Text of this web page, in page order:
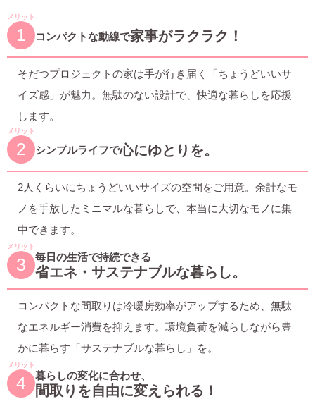
メリット
1 コンパクトな動線で家事がラクラク！
そだつプロジェクトの家は手が行き届く「ちょうどいいサ
イズ感」が魅力。無駄のない設計で、快適な暮らしを応援
します。
メリット
2 シンプルライフで心にゆとりを。
2人くらいにちょうどいいサイズの空間をご用意。余計なモ
ノを手放したミニマルな暮らしで、本当に大切なモノに集
中できます。
メリット
3 毎日の生活で持続できる
省エネ・サステナブルな暮らし。
コンパクトな間取りは冷暖房効率がアップするため、無駄
なエネルギー消費を抑えます。環境負荷を減らしながら豊
かに暮らす「サステナブルな暮らし」を。
メリット
4 暮らしの変化に合わせ、
間取りを自由に変えられる！